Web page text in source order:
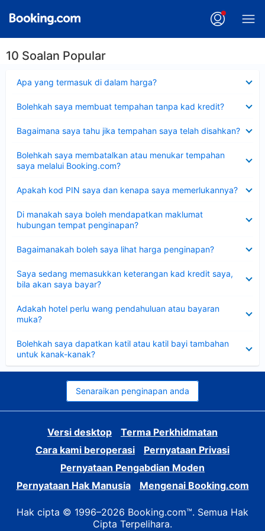
10 Soalan Popular
Apa yang termasuk di dalam harga?
Bolehkah saya membuat tempahan tanpa kad kredit?
Bagaimana saya tahu jika tempahan saya telah disahkan?
Bolehkah saya membatalkan atau menukar tempahan
saya melalui Booking.com?
Apakah kod PIN saya dan kenapa saya memerlukannya?
Di manakah saya boleh mendapatkan maklumat
hubungan tempat penginapan?
Bagaimanakah boleh saya lihat harga penginapan?
Saya sedang memasukkan keterangan kad kredit saya,
bila akan saya bayar?
Adakah hotel perlu wang pendahuluan atau bayaran
muka?
Bolehkah saya dapatkan katil atau katil bayi tambahan
untuk kanak-kanak?
Senaraikan penginapan anda
Versi desktop
Terma Perkhidmatan
Cara kami beroperasi
Pernyataan Privasi
Pernyataan Pengabdian Moden
Pernyataan Hak Manusia
Mengenai Booking.com
Hak cipta © 1996–2026 Booking.com™. Semua Hak
Cipta Terpelihara.